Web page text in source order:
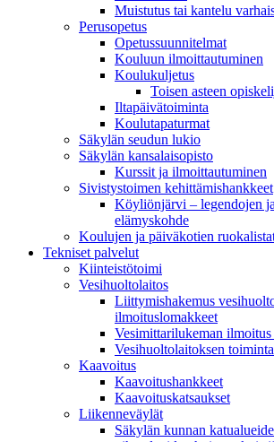
Muistutus tai kantelu
Perusopetus
Opetussuunnitelmat
Kouluun ilmoittautuminen
Koulukuljetus
Toisen asteen
Iltapäivätoiminta
Koulutapaturmat
Säkylän seudun lukio
Säkylän kansalaisopisto
Kurssit ja ilmoittautuminen
Sivistystoimen kehittämishankkeet
Köyliönjärvi – legendojen
elämyskohde
Koulujen ja päiväkotien
Tekniset palvelut
Kiinteistötoimi
Vesihuoltolaitos
Liittymishakemus
ilmoituslomakkeet
Vesimittarilukeman ilmoitus
Vesihuoltolaitoksen
Kaavoitus
Kaavoitushankkeet
Kaavoituskatsaukset
Liikenneväylät
Säkylän kunnan